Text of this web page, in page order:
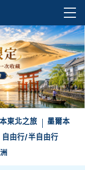
東北之旅
墨爾本
自由行/半自由行